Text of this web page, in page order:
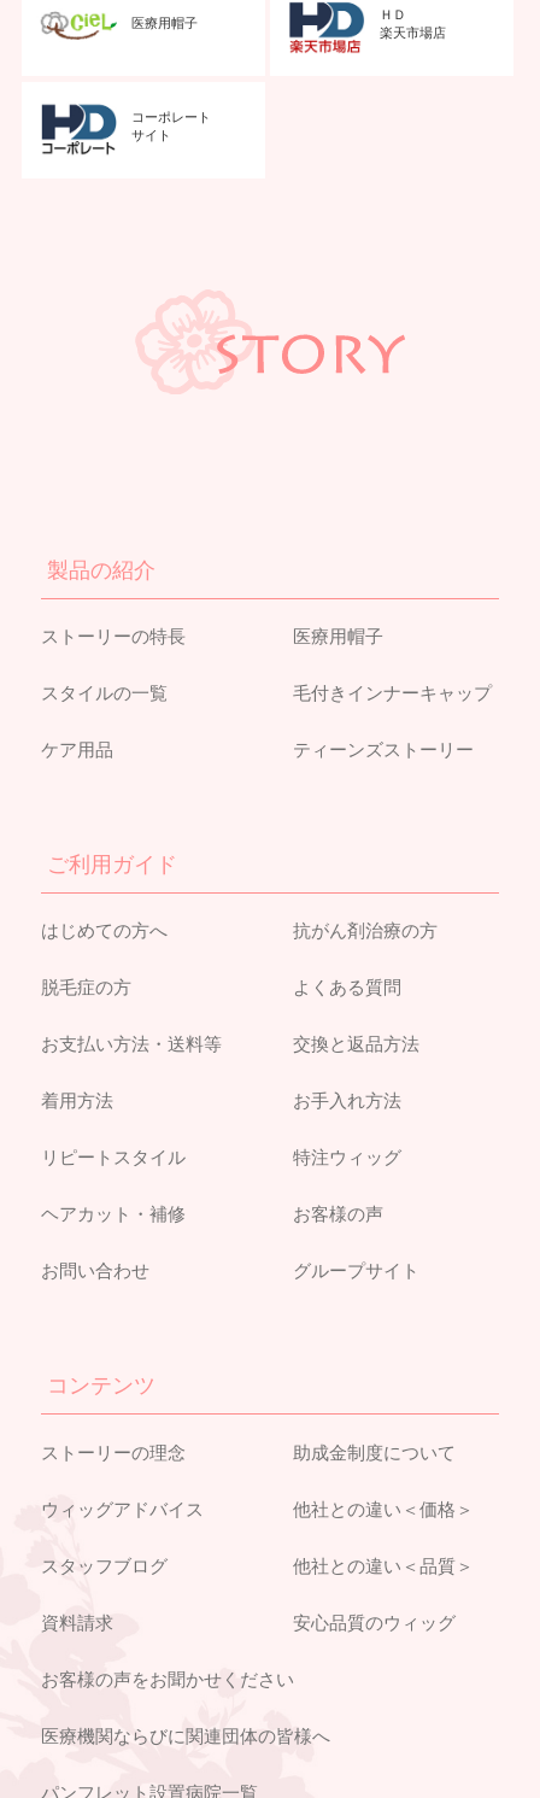
医療用帽子
ＨＤ
楽天市場店
コーポレート
サイト
製品の紹介
ストーリーの特長
スタイルの一覧
ケア用品
医療用帽子
毛付きインナーキャップ
ティーンズストーリー
ご利用ガイド
はじめての方へ
脱毛症の方
お支払い方法・送料等
着用方法
リピートスタイル
ヘアカット・補修
お問い合わせ
抗がん剤治療の方
よくある質問
交換と返品方法
お手入れ方法
特注ウィッグ
お客様の声
グループサイト
コンテンツ
ストーリーの理念
ウィッグアドバイス
スタッフブログ
資料請求
助成金制度について
他社との違い＜価格＞
他社との違い＜品質＞
安心品質のウィッグ
お客様の声をお聞かせください
医療機関ならびに関連団体の皆様へ
パンフレット設置病院一覧